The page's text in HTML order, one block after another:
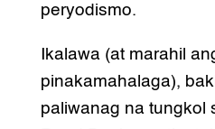
peryodismo.
Ikalawa (at marahil
pinakamahalaga),
paliwanag na tungkol